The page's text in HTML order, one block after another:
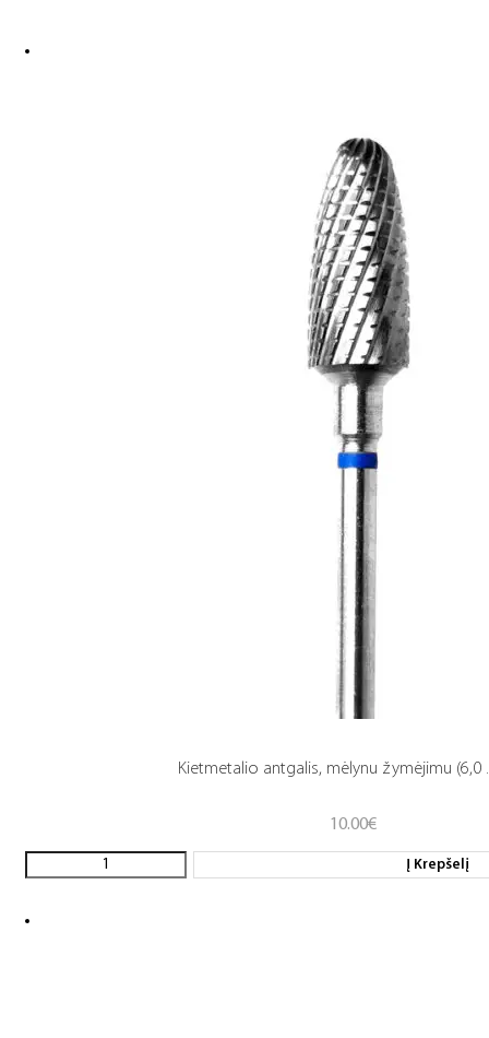
Kietmetalio antgalis, mėlynu žymėjimu (6,0
10.00€
Į Krepšelį